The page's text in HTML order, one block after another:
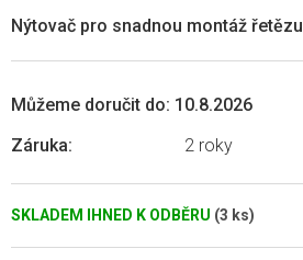
SKLADEM IHNED K ODBĚRU (3 ks)
Můžeme doručit do: 10.8.2026
Záruka: 2 roky
Nýtovač pro snadnou montáž řetězu